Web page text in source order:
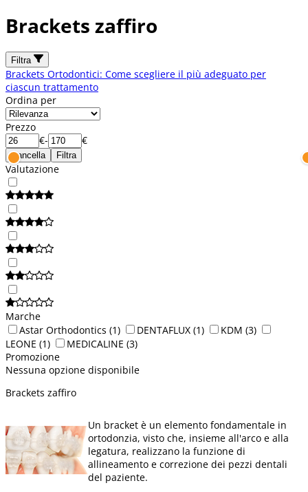
Brackets zaffiro
Filtra
Brackets Ortodontici: Come scegliere il più adeguato per
ciascun trattamento
Ordina per
Prezzo
€- €
Cancella Filtra
Valutazione
Marche
Astar Orthodontics (1) DENTAFLUX (1) KDM (3)
LEONE (1) MEDICALINE (3)
Promozione
Nessuna opzione disponibile
Brackets zaffiro
Un bracket è un elemento fondamentale in
ortodonzia, visto che, insieme all'arco e alla
legatura, realizzano la funzione di
allineamento e correzione dei pezzi dentali
del paziente.